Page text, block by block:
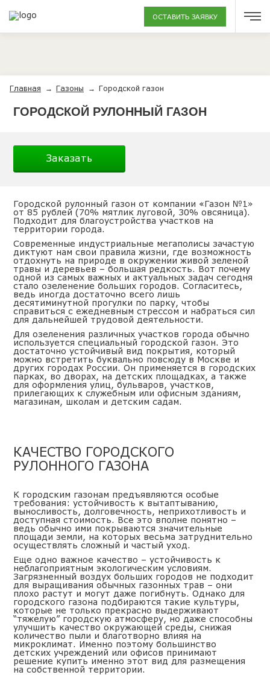
ОСТАВИТЬ ЗАЯВКУ
Главная → Газоны → Городской газон
ГОРОДСКОЙ РУЛОННЫЙ ГАЗОН
Заказать
Городской рулонный газон от компании «Газон №1»
от 85 рублей (70% мятлик луговой, 30% овсяница).
Подходит для благоустройства участков на
территории города.
Современные индустриальные мегаполисы зачастую
диктуют нам свои правила жизни, где возможность
отдохнуть на природе в окружении живой зеленой
травы и деревьев – большая редкость. Вот почему
одной из самых важных и актуальных задач сегодня
стало озеленение больших городов. Согласитесь,
ведь иногда достаточно всего лишь
десятиминутной прогулки по парку, чтобы
справиться с ежедневным стрессом и набраться сил
для дальнейшей трудовой деятельности.
Для озеленения различных участков города обычно
используется специальный городской газон. Это
достаточно устойчивый вид покрытия, который
можно встретить буквально повсюду в Москве и
других городах России. Он применяется в городских
парках, во дворах, на детских площадках, а также
для оформления улиц, бульваров, участков,
прилегающих к служебным или офисным зданиям,
магазинам, школам и детским садам.
КАЧЕСТВО ГОРОДСКОГО
РУЛОННОГО ГАЗОНА
К городским газонам предъявляются особые
требования: устойчивость к вытаптыванию,
выносливость, долговечность, неприхотливость и
доступная стоимость. Все это вполне понятно –
ведь обычно ими покрываются значительные
площади земли, на которых весьма затруднительно
осуществлять сложный и частый уход.
Еще одно важное качество – устойчивость к
неблагоприятным экологическим условиям.
Загрязненный воздух больших городов не подходит
для выращиванияобычных газонных трав – они
плохо растут и могут даже погибнуть. Однако для
городского газона подбираются такие культуры,
которые не только прекрасно выдерживают
“тяжелую” городскую атмосферу, но даже способны
улучшить качество окружающей среды, снижая
количество пыли и благотворно влияя на
микроклимат. Именно поэтому большинство
детских учреждений или офисов принимают
решение купить именно этот вид для размещения
на собственной территории.